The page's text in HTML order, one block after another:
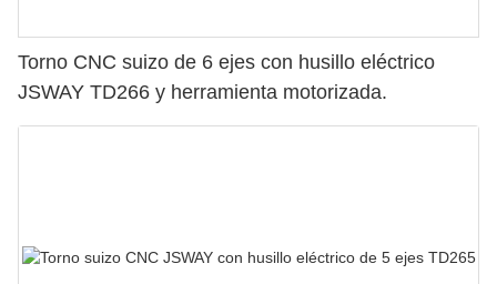
Torno CNC suizo de 6 ejes con husillo eléctrico
JSWAY TD266 y herramienta motorizada.